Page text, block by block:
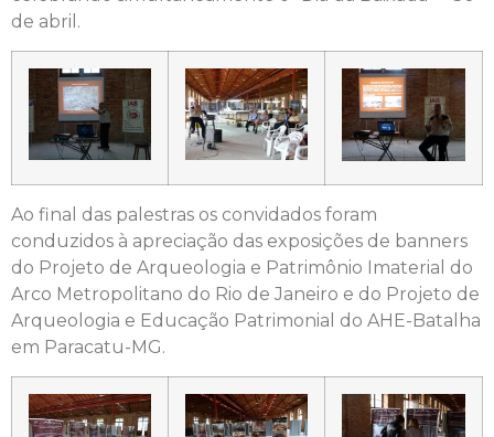
de abril.
Ao final das palestras os convidados foram
conduzidos à apreciação das exposições de banners
do Projeto de Arqueologia e Patrimônio Imaterial do
Arco Metropolitano do Rio de Janeiro e do Projeto de
Arqueologia e Educação Patrimonial do AHE-Batalha
em Paracatu-MG.